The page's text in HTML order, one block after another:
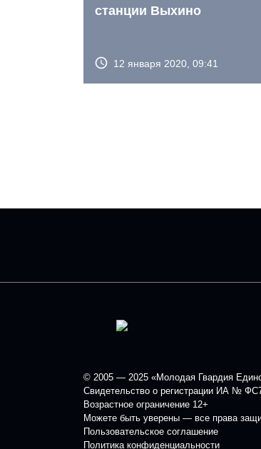
станции Выхино
12 января 2020, 09:41
© 2005 — 2025 «Молодая Гвардия
Свидетельство о регистрации ИА №
Возрастное ограничение 12+
Можете быть уверены — все права
Пользовательское соглашение
Политика конфиденциальности